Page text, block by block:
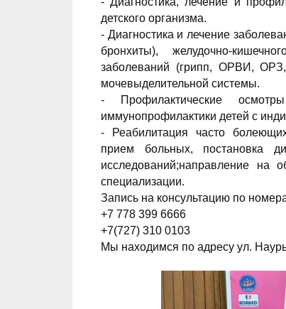
детского организма.
- Диагностика и лечение
бронхиты), желудочно-
заболеваний (грипп, ОРВИ, ОРЗ,
мочевыделительной системы.
- Профилактические
иммунопрофилактики детей с
- Реабилитация часто
прием больных, постановка
исследований;направление на
специализации.
Запись на консультацию по
+7 778 399 6666
+7(727) 310 0103
Мы находимся по адресу ул.